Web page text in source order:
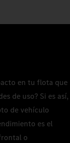
en tu flota que
de uso? Si es así,
de vehículo
es el
o